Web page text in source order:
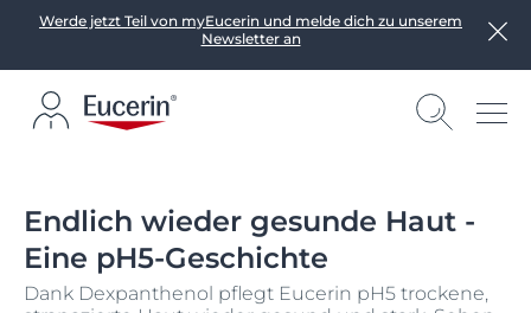
Werde jetzt Teil von myEucerin und melde dich zu unserem
Newsletter an
Endlich wieder gesunde Haut -
Eine pH5-Geschichte
Dank Dexpanthenol pflegt Eucerin pH5 trockene,